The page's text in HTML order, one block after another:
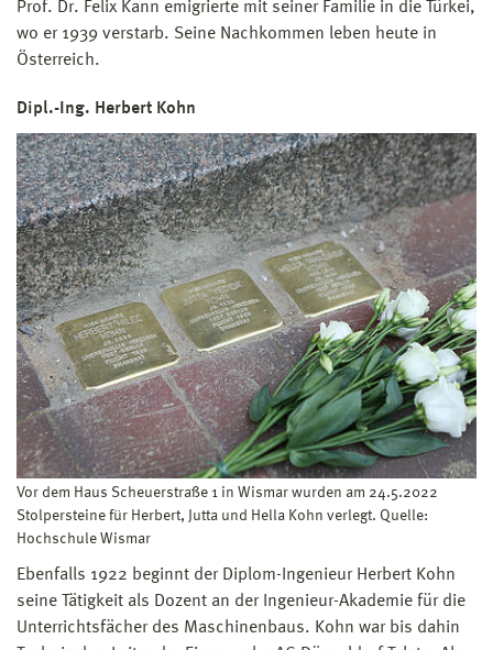
Prof. Dr. Felix Kann emigrierte mit seiner Familie in die Türkei,
wo er 1939 verstarb. Seine Nachkommen leben heute in
Österreich.
Dipl.-Ing. Herbert Kohn
Vor dem Haus Scheuerstraße 1 in Wismar wurden am 24.5.2022
Stolpersteine für Herbert, Jutta und Hella Kohn verlegt. Quelle:
Hochschule Wismar
Ebenfalls 1922 beginnt der Diplom-Ingenieur Herbert Kohn
seine Tätigkeit als Dozent an der Ingenieur-Akademie für die
Unterrichtsfächer des Maschinenbaus. Kohn war bis dahin